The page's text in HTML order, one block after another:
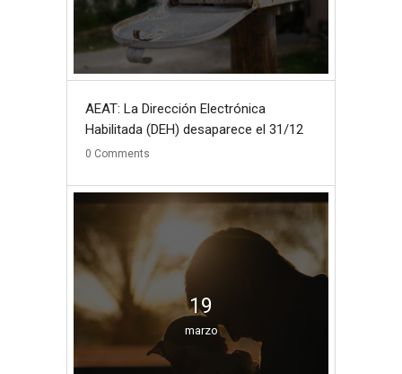
AEAT: La Dirección Electrónica
Habilitada (DEH) desaparece el 31/12
0 Comments
19
marzo